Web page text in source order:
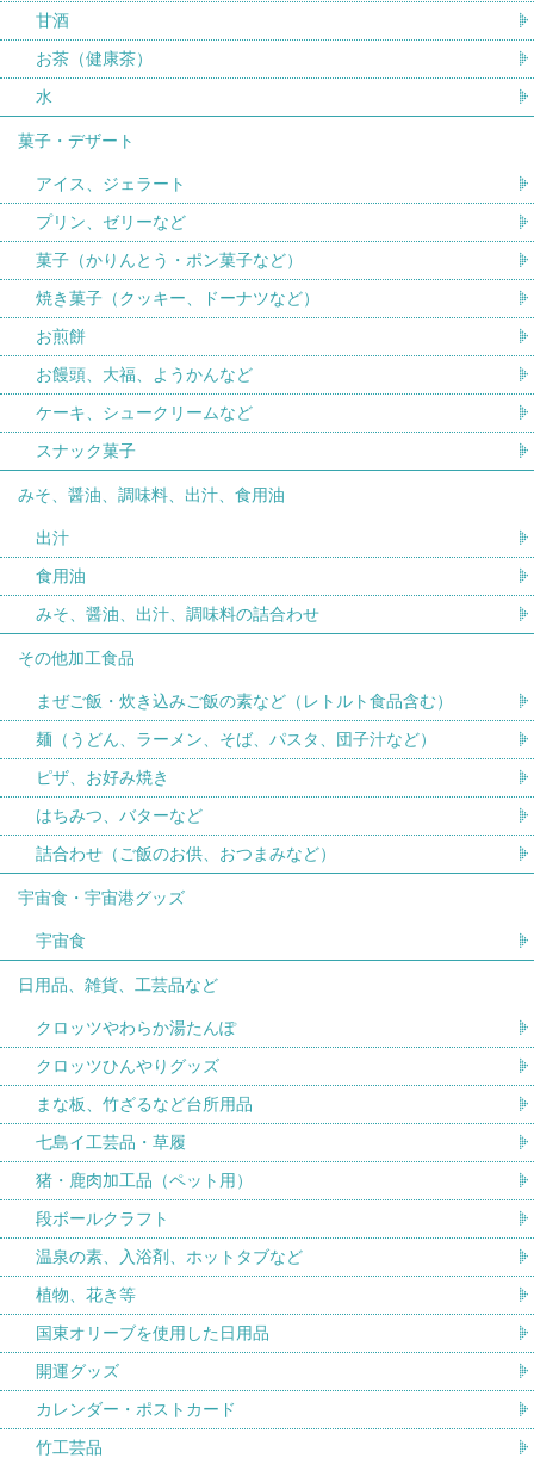
甘酒
お茶（健康茶）
水
菓子・デザート
アイス、ジェラート
プリン、ゼリーなど
菓子（かりんとう・ポン菓子など）
焼き菓子（クッキー、ドーナツなど）
お煎餅
お饅頭、大福、ようかんなど
ケーキ、シュークリームなど
スナック菓子
みそ、醤油、調味料、出汁、食用油
出汁
食用油
みそ、醤油、出汁、調味料の詰合わせ
その他加工食品
まぜご飯・炊き込みご飯の素など（レトルト食品含む）
麺（うどん、ラーメン、そば、パスタ、団子汁など）
ピザ、お好み焼き
はちみつ、バターなど
詰合わせ（ご飯のお供、おつまみなど）
宇宙食・宇宙港グッズ
宇宙食
日用品、雑貨、工芸品など
クロッツやわらか湯たんぽ
クロッツひんやりグッズ
まな板、竹ざるなど台所用品
七島イ工芸品・草履
猪・鹿肉加工品（ペット用）
段ボールクラフト
温泉の素、入浴剤、ホットタブなど
植物、花き等
国東オリーブを使用した日用品
開運グッズ
カレンダー・ポストカード
竹工芸品